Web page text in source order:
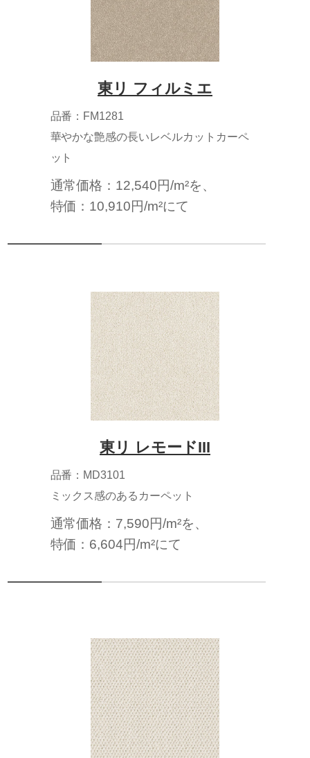
東リ フィルミエ
品番：FM1281
華やかな艶感の長いレベルカットカーペ
ット
通常価格：12,540円/m²を、
特価：10,910円/m²にて
東リ レモードIII
品番：MD3101
ミックス感のあるカーペット
通常価格：7,590円/m²を、
特価：6,604円/m²にて